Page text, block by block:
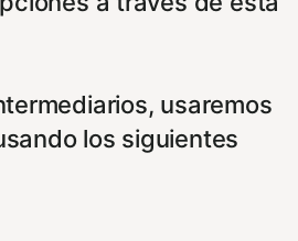
usaremos
los siguientes